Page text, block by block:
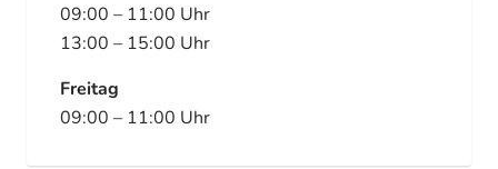
09:00 – 11:00 Uhr
13:00 – 15:00 Uhr
Freitag
09:00 – 11:00 Uhr